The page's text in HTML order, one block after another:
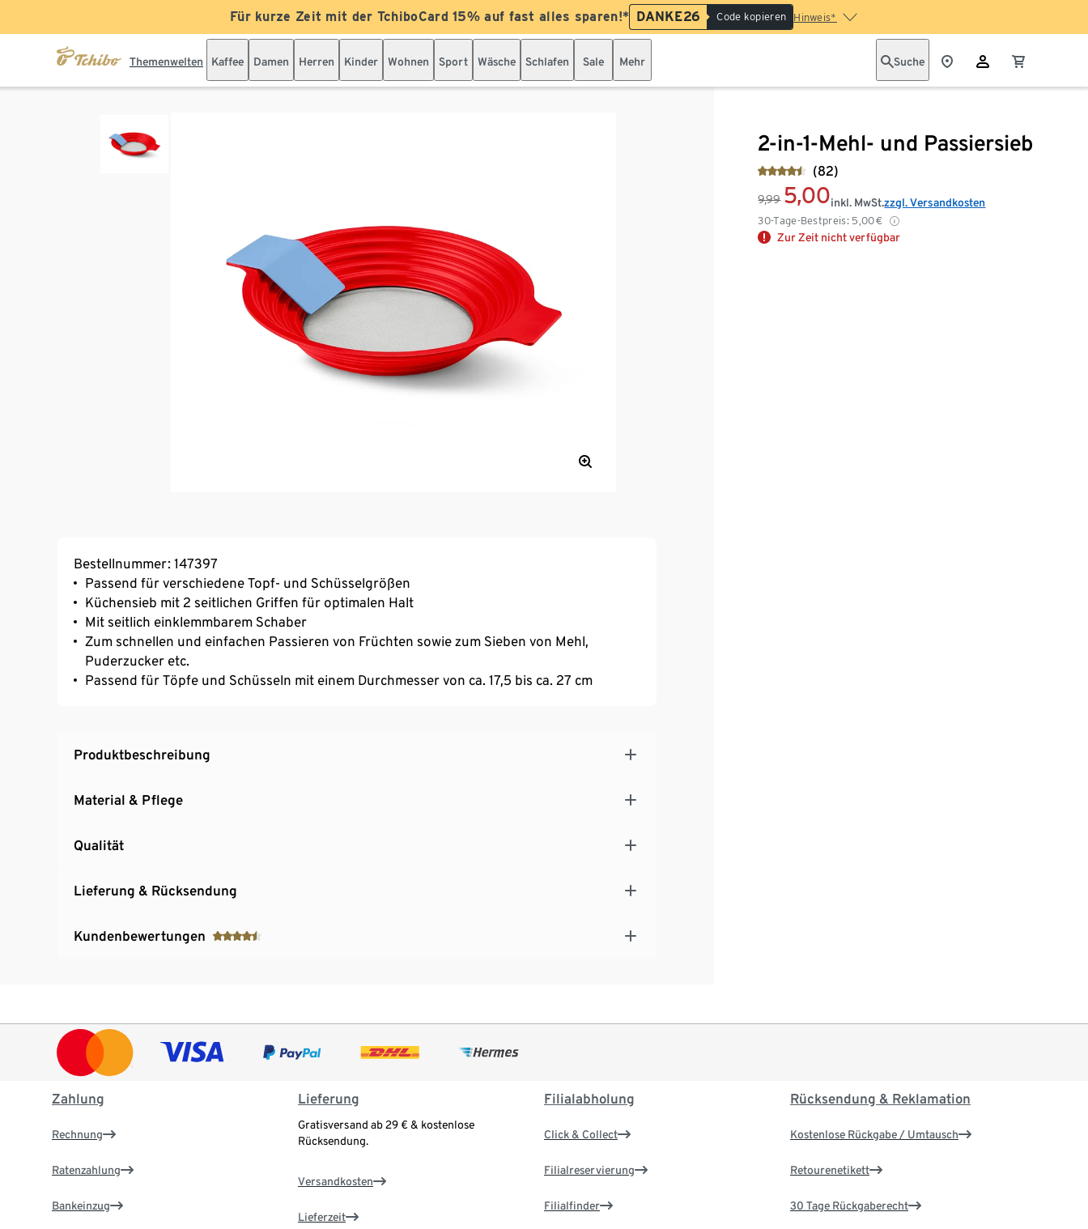
Für kurze Zeit mit der TchiboCard 15% auf fast alles sparen!* DANKE26 Code kopieren Hinweis*
Themenwelten Kaffee Damen Herren Kinder Wohnen Sport Wäsche Schlafen Sale Mehr Suche
2-in-1-Mehl- und Passiersieb
(82)
9,99 5,00
30-Tage-Bestpreis: 5,00€
inkl. MwSt.zzgl. Versandkosten
Zur Zeit nicht verfügbar
Bestellnummer: 147397
Passend für verschiedene Topf- und Schüsselgrößen
Küchensieb mit 2 seitlichen Griffen für optimalen Halt
Mit seitlich einklemmbarem Schaber
Zum schnellen und einfachen Passieren von Früchten sowie zum Sieben von Mehl,
Puderzucker etc.
Passend für Töpfe und Schüsseln mit einem Durchmesser von ca. 17,5 bis ca. 27 cm
Produktbeschreibung
Material & Pflege
Qualität
Lieferung & Rücksendung
Kundenbewertungen
Zahlung
Rechnung
Ratenzahlung
Bankeinzug
Lieferung
Gratisversand ab 29 € & kostenlose
Rücksendung.
Versandkosten
Lieferzeit
Filialabholung
Click & Collect
Filialreservierung
Filialfinder
Rücksendung & Reklamation
Kostenlose Rückgabe / Umtausch
Retourenetikett
30 Tage Rückgaberecht